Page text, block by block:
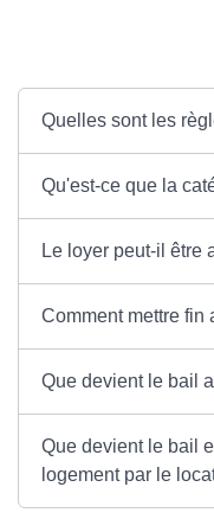
Quelles sont les
Qu'est-ce que la
Le loyer peut-il être
Comment mettre fin
Que devient le bail
Que devient le bail
logement par le